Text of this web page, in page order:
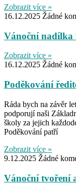
Zobrazit více »
16.12.2025 Žádné
Vánoční nadílka
Zobrazit více »
16.12.2025 Žádné
Poděkování
Ráda bych na závěr
podporují naši
školy za jejich
Poděkování patří
Zobrazit více »
9.12.2025 Žádné
Vánoční tvoření